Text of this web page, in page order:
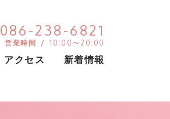
086-238-6821
営業時間 /10:00〜20:00
アクセス 新着情報